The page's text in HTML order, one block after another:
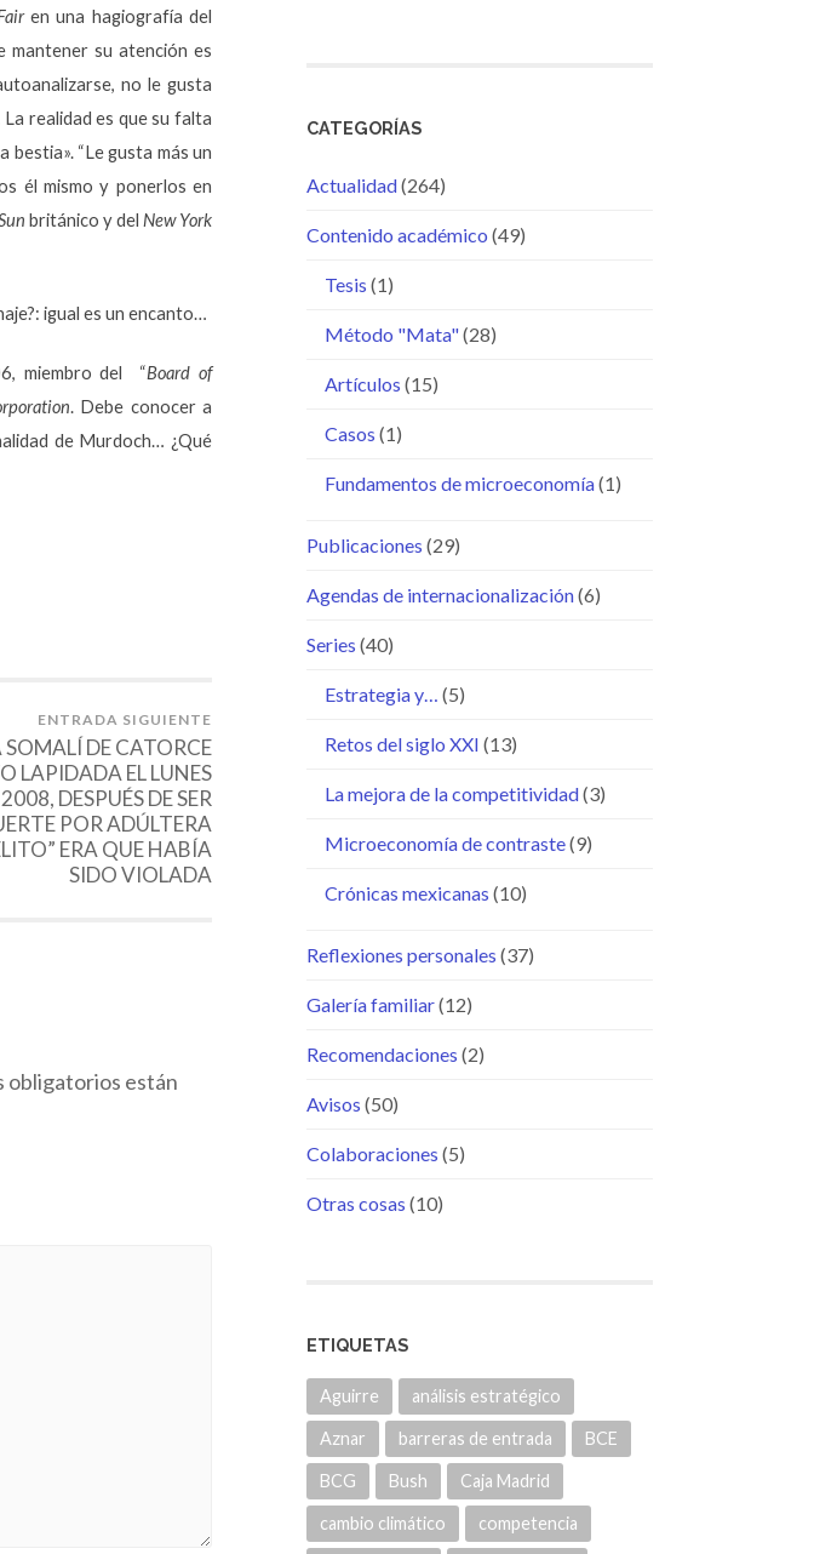
en una hagiografía del
mantener su atención es
no le gusta
realidad es que su falta
“Le gusta más un
él mismo y ponerlos en
británico y del New York
igual es un encanto…
miembro del “Board of
. Debe conocer a
de Murdoch… ¿Qué
ENTRADA SIGUIENTE
DE CATORCE
LAPIDADA EL LUNES
DESPUÉS DE SER
POR ADÚLTERA
ERA QUE HABÍA
SIDO VIOLADA
obligatorios están
CATEGORÍAS
Actualidad(264)
Contenido académico (49)
Tesis (1)
Método "Mata"(28)
Artículos (15)
Casos (1)
Fundamentos de microeconomía(1)
Publicaciones (29)
Agendas de internacionalización(6)
Series (40)
Estrategia y… (5)
Retos del siglo XXI (13)
La mejora de la competitividad(3)
Microeconomía de contraste(9)
Crónicas mexicanas (10)
Reflexiones personales (37)
Galería familiar(12)
Recomendaciones (2)
Avisos (50)
Colaboraciones (5)
Otras cosas (10)
ETIQUETAS
Aguirre análisis estratégico
Aznar barreras de entrada BCE
BCG Bush Caja Madrid
cambio climático competencia